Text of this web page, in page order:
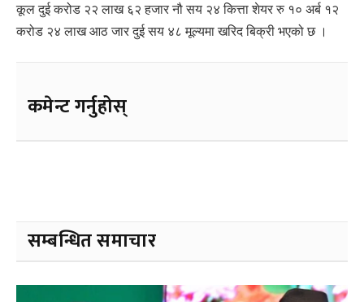
कूल दुई करोड २२ लाख ६२ हजार नौ सय २४ कित्ता शेयर रु १० अर्ब १२
करोड २४ लाख आठ जार दुई सय ४८ मूल्यमा खरिद बिक्री भएको छ ।
कमेन्ट गर्नुहोस्
सम्बन्धित समाचार